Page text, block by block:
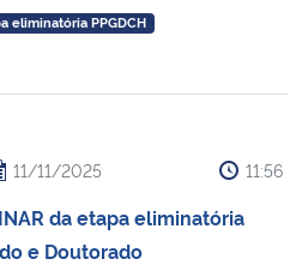
eliminatória PPGDCH
11/11/2025 11:56
da etapa eliminatória
e Doutorado